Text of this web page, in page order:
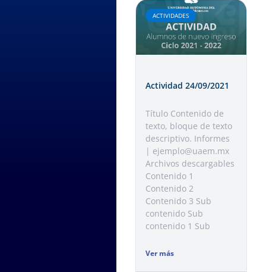
ACTIVIDADES
Actividad 24/09/2021
Título Contenido de
texto, bloque de texto
descriptivo. Informes
| ejemplo@uaem.mx
Archivos descargables
Contenido 1
Contenido 2
Contenido 3 Sub
contenido Sub
contenido 1 Sub
Ver más